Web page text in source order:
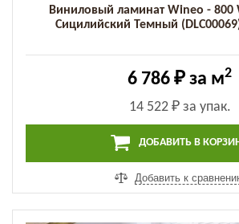
Виниловый ламинат Wineo - 800
Сицилийский Темный
6 786 ₽ за м2
14 522 ₽за упак.
ДОБАВИТЬ В
Добавить к